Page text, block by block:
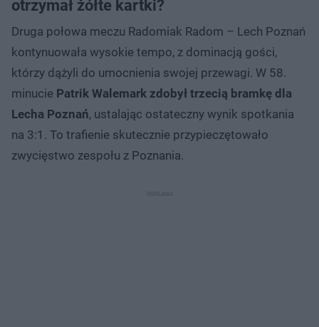
otrzymał żółte kartki?
Druga połowa meczu Radomiak Radom – Lech Poznań
kontynuowała wysokie tempo, z dominacją gości,
którzy dążyli do umocnienia swojej przewagi. W 58.
minucie Patrik Walemark zdobył trzecią bramkę dla
Lecha Poznań, ustalając ostateczny wynik spotkania
na 3:1. To trafienie skutecznie przypieczętowało
zwycięstwo zespołu z Poznania.